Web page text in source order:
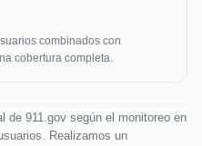
combinados con
cobertura completa.
de 911.gov según el monitoreo en
Realizamos un